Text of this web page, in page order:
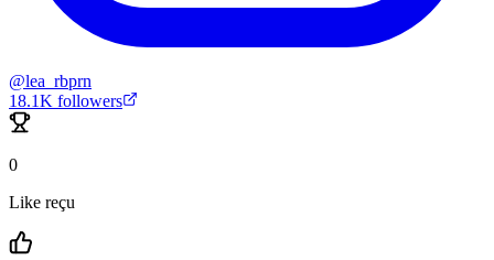
@lea_rbprn
18.1K followers
0
Like reçu